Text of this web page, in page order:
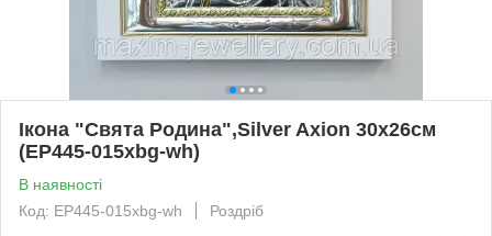
Ікона "Свята Родина",Silver Axion 30х26см
(EP445-015xbg-wh)
В наявності
Код: EP445-015xbg-wh
Роздріб